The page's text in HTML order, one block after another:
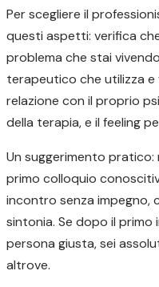
Per scegliere il
questi aspetti: verifica
problema che stai
terapeutico che utilizza e
relazione con il proprio
della terapia, e il feeling
Un suggerimento
primo colloquio
incontro senza impegno,
sintonia. Se dopo il
persona giusta, sei
altrove.